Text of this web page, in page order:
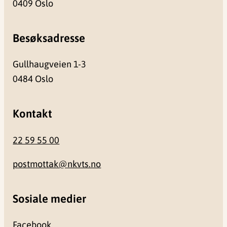
0409 Oslo
Besøksadresse
Gullhaugveien 1-3
0484 Oslo
Kontakt
22 59 55 00
postmottak@nkvts.no
Sosiale medier
Facebook